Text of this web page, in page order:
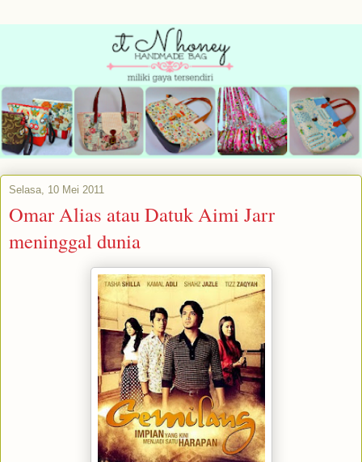
Selasa, 10 Mei 2011
Omar Alias atau Datuk Aimi Jarr
meninggal dunia